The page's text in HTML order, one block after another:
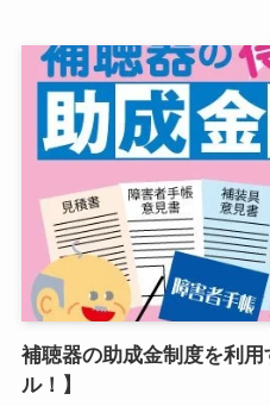
補聴器の助成金制度を利
ル！】